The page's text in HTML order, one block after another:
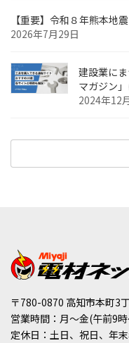
【重要】令和８年熊本地
2026年7月29日
建設業に
マガジン
2024年12
検
〒780-0870 高知市本町3
営業時間：月～金(午前9
定休日：土日、祝日、年